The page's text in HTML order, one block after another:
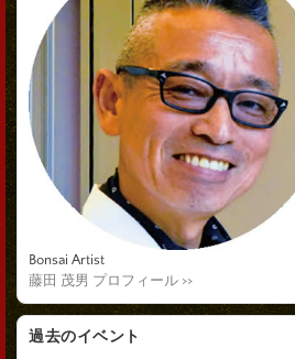
Bonsai Artist
藤田 茂男 プロフィール >>
過去のイベント